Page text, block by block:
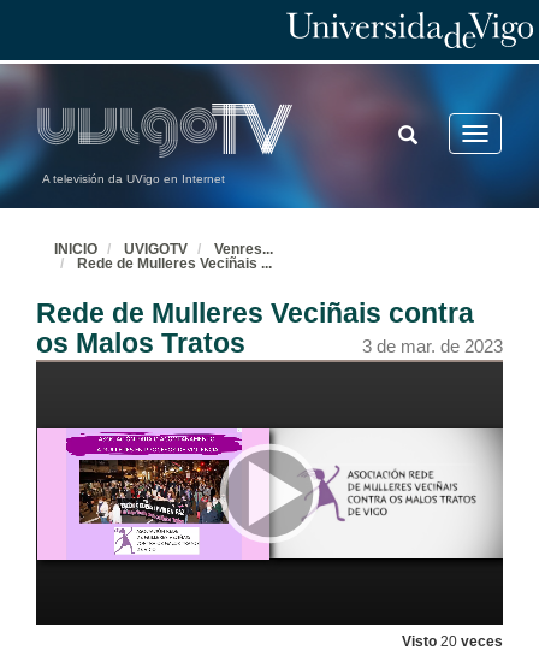
A televisión da UVigo en Internet
Toggle
TOGGLE
SEARCH
INICIO UVIGOTV Venres...
Rede de Mulleres Veciñais ...
Rede de Mulleres Veciñais contra
os Malos Tratos
3 de mar. de 2023
Visto 20 veces